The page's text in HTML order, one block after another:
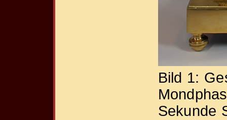
Bild 1:
Sekunde